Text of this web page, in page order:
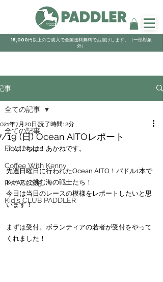
15,000円以上のご購入で全国送料無料でお届けします。（一部対象
外）
事
全ての記事
Field Notes
Coffee With Kenny
PWAC2025
Kid's CLUB PADDLER
全ての記事
19 (日) Ocean AITOレポート
年7月20日 読了時間: 2分
こんにちは！あかねです。
先週日曜日に行われたOcean AITO！パドル1本で
レースに挑む海の戦士たち！
今日は当日のレースの模様をレポートしたいと思
います！
まずは受付。ボランティアの若者が受付をやって
くれました！